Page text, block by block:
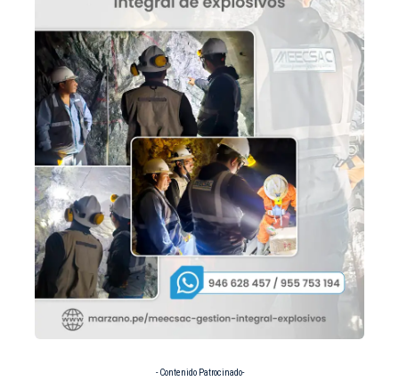
- Contenido Patrocinado-